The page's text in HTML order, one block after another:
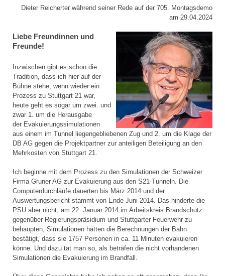
Dieter Reicherter während seiner Rede auf der 705. Montagsdemo
am 29.04.2024
Liebe Freundinnen und
Freunde!
Inzwischen gibt es schon die
Tradition, dass ich hier auf der
Bühne stehe, wenn wieder ein
Prozess zu Stuttgart 21 war,
heute geht es sogar um zwei. und
zwar 1. um die Herausgabe
der Evakuierungssimulationen
aus einem im Tunnel liegengebliebenen Zug und 2. um die Klage der
DB AG gegen die Projektpartner zur anteiligen Beteiligung an den
Mehrkosten von Stuttgart 21.
Ich beginne mit dem Prozess zu den Simulationen der Schweizer
Firma Gruner AG zur Evakuierung aus den S21-Tunneln. Die
Computerdurchläufe dauerten bis März 2014 und der
Auswertungsbericht stammt von Ende Juni 2014. Das hinderte die
PSU aber nicht, am 22. Januar 2014 im Arbeitskreis Brandschutz
gegenüber Regierungspräsidium und Stuttgarter Feuerwehr zu
behaupten, Simulationen hätten die Berechnungen der Bahn
bestätigt, dass sie 1757 Personen in ca. 11 Minuten evakuieren
könne. Und dazu tat man so, als beträfen die nicht vorhandenen
Simulationen die Evakuierung im Brandfall.